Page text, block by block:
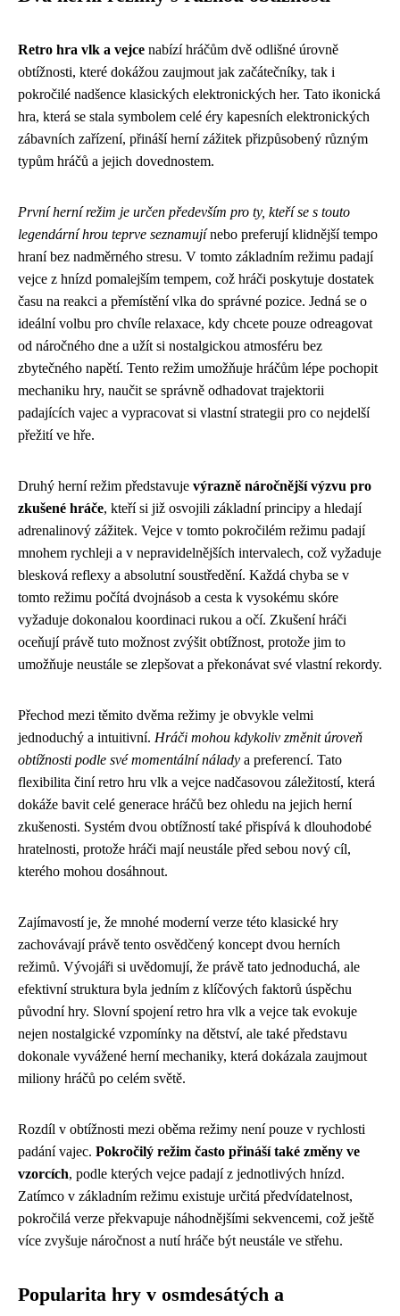
Retro hra vlk a vejce nabízí hráčům dvě odlišné úrovně
obtížnosti, které dokážou zaujmout jak začátečníky, tak i
pokročilé nadšence klasických elektronických her. Tato ikonická
hra, která se stala symbolem celé éry kapesních elektronických
zábavních zařízení, přináší herní zážitek přizpůsobený různým
typům hráčů a jejich dovednostem.
První herní režim je určen především pro ty, kteří se s touto
legendární hrou teprve seznamujínebo preferují klidnější tempo
hraní bez nadměrného stresu. V tomto základním režimu padají
vejce z hnízd pomalejším tempem, což hráči poskytuje dostatek
času na reakci a přemístění vlka do správné pozice. Jedná se o
ideální volbu pro chvíle relaxace, kdy chcete pouze odreagovat
od náročného dne a užít si nostalgickou atmosféru bez
zbytečného napětí. Tento režim umožňuje hráčům lépe pochopit
mechaniku hry, naučit se správně odhadovat trajektorii
padajících vajec a vypracovat si vlastní strategii pro co nejdelší
přežití ve hře.
Druhý herní režim představuje výrazně náročnější výzvu pro
zkušené hráče, kteří si již osvojili základní principy a hledají
adrenalinový zážitek. Vejce v tomto pokročilém režimu padají
mnohem rychleji a v nepravidelnějších intervalech, což vyžaduje
blesková reflexy a absolutní soustředění. Každá chyba se v
tomto režimu počítá dvojnásob a cesta k vysokému skóre
vyžaduje dokonalou koordinaci rukou a očí. Zkušení hráči
oceňují právě tuto možnost zvýšit obtížnost, protože jim to
umožňuje neustále se zlepšovat a překonávat své vlastní rekordy.
Přechod mezi těmito dvěma režimy je obvykle velmi
jednoduchý a intuitivní. Hráči mohou kdykoliv změnit úroveň
obtížnosti podle své momentální nálady a preferencí. Tato
flexibilita činí retro hru vlk a vejce nadčasovou záležitostí, která
dokáže bavit celé generace hráčů bez ohledu na jejich herní
zkušenosti. Systém dvou obtížností také přispívá k dlouhodobé
hratelnosti, protože hráči mají neustále před sebou nový cíl,
kterého mohou dosáhnout.
Zajímavostí je, že mnohé moderní verze této klasické hry
zachovávají právě tento osvědčený koncept dvou herních
režimů. Vývojáři si uvědomují, že právě tato jednoduchá, ale
efektivní struktura byla jedním z klíčových faktorů úspěchu
původní hry. Slovní spojení retro hra vlk a vejce tak evokuje
nejen nostalgické vzpomínky na dětství, ale také představu
dokonale vyvážené herní mechaniky, která dokázala zaujmout
miliony hráčů po celém světě.
Rozdíl v obtížnosti mezi oběma režimy není pouze v rychlosti
padání vajec. Pokročilý režim často přináší také změny ve
vzorcích, podle kterých vejce padají z jednotlivých hnízd.
Zatímco v základním režimu existuje určitá předvídatelnost,
pokročilá verze překvapuje náhodnějšími sekvencemi, což ještě
více zvyšuje náročnost a nutí hráče být neustále ve střehu.
Popularita hry v osmdesátých a